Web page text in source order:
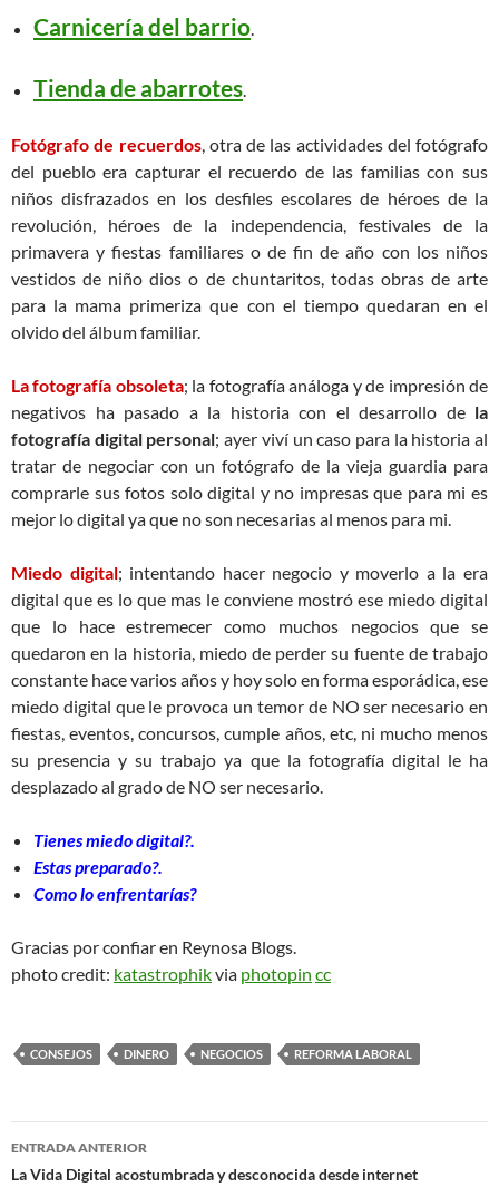
Carnicería del barrio.
Tienda de abarrotes.
Fotógrafo de recuerdos, otra de las actividades del fotógrafo
del pueblo era capturar el recuerdo de las familias con sus
niños disfrazados en los desfiles escolares de héroes de la
revolución, héroes de la independencia, festivales de la
primavera y fiestas familiares o de fin de año con los niños
vestidos de niño dios o de chuntaritos, todas obras de arte
para la mama primeriza que con el tiempo quedaran en el
olvido del álbum familiar.
La fotografía obsoleta; la fotografía análoga y de impresión de
negativos ha pasado a la historia con el desarrollo de la
fotografía digital personal; ayer viví un caso para la historia al
tratar de negociar con un fotógrafo de la vieja guardia para
comprarle sus fotos solo digital y no impresas que para mi es
mejor lo digital ya que no son necesarias al menos para mi.
Miedo digital; intentando hacer negocio y moverlo a la era
digital que es lo que mas le conviene mostró ese miedo digital
que lo hace estremecer como muchos negocios que se
quedaron en la historia, miedo de perder su fuente de trabajo
constante hace varios años y hoy solo en forma esporádica, ese
miedo digital que le provoca un temor de NO ser necesario en
fiestas, eventos, concursos, cumple años, etc, ni mucho menos
su presencia y su trabajo ya que la fotografía digital le ha
desplazado al grado de NO ser necesario.
Tienes miedo digital?.
Estas preparado?.
Como lo enfrentarías?
Gracias por confiar en Reynosa Blogs.
photo credit: katastrophikvia photopin cc
CONSEJOS DINERO NEGOCIOS REFORMA LABORAL
Navegación
de
ENTRADA ANTERIOR
La Vida Digital acostumbrada y desconocida desde internet